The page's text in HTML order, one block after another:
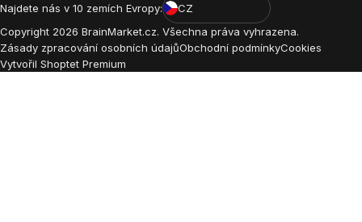
Najdete nás v 10 zemích Evropy:
CZ
Copyright 2026 BrainMarket.cz. Všechna práva vyhrazena.
Zásady zpracování osobních údajůObchodní podmínkyCookies
Vytvořil Shoptet Premium